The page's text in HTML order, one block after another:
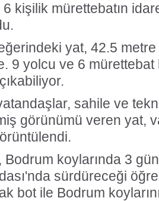
kişilik mürettebatın
yat, 42.5
9 yolcu ve 6 mürettebat
sahile ve
görünümü veren yat,
koylarında 3
sürdüreceği
bot ile Bodrum